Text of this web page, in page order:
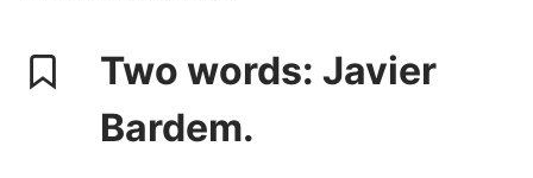
Two words: Javier
Bardem.